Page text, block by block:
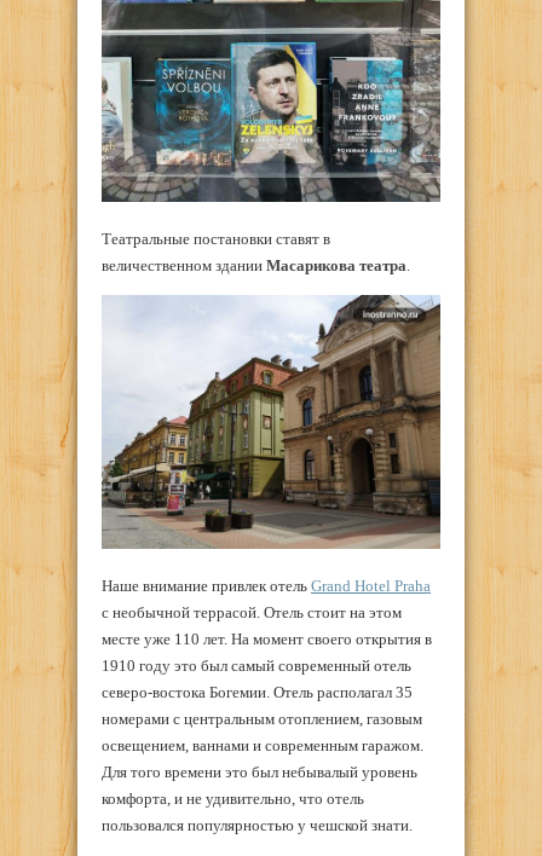
Театральные постановки ставят в
величественном здании Масарикова театра
Наше внимание привлек отель Grand Hotel Praha
с необычной террасой. Отель стоит на этом
месте уже 110 лет. На момент своего открытия в
1910 году это был самый современный отель
северо-востока Богемии. Отель располагал 35
номерами с центральным отоплением, газовым
освещением, ваннами и современным гаражом.
Для того времени это был небывалый уровень
комфорта, и не удивительно, что отель
пользовался популярностью у чешской знати.